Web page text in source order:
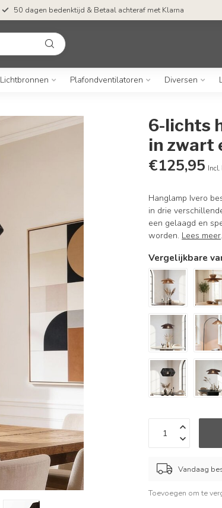
50 dagen bedenktijd & Betaal achteraf met Klarna
Lichtbronnen Plafondventilatoren Diversen
6-lichts
in zwart
€125,95
Hanglamp Ivero
in drie
een gelaagd en
worden. Lees meer.
Vergelijkbare
Vandaag
Toevoegen om te